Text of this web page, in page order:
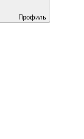
Профиль